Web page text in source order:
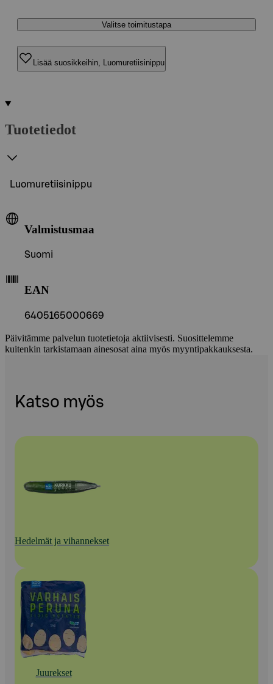
Valitse toimitustapa
Lisää suosikkeihin, Luomuretiisinippu
Tuotetiedot
Luomuretiisinippu
Valmistusmaa
Suomi
EAN
6405165000669
Päivitämme palvelun tuotetietoja aktiivisesti. Suosittelemme
kuitenkin tarkistamaan ainesosat aina myös myyntipakkauksesta.
Katso myös
Hedelmät ja vihannekset
Juurekset